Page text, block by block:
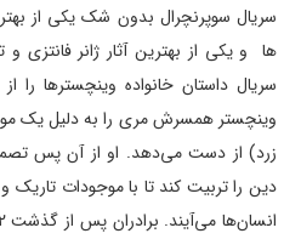
سریال سوپرنچرال بدون شک یکی از
ها و یکی از بهترین آثار ژانر فانتزی
سریال داستان خانواده وینچسترها
وینچستر همسرش مری را به دلیل یک
زرد) از دست می‌دهد. او از آن پس
دین را تربیت کند تا با موجودات تاریک